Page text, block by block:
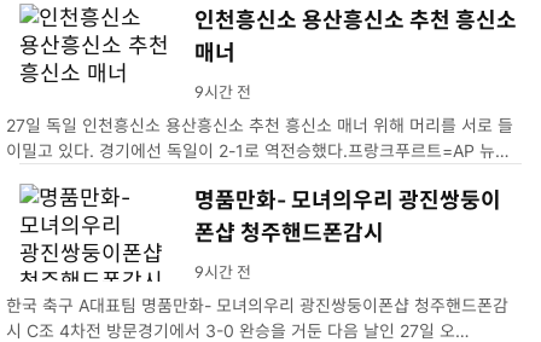
도청어플 | 오산핸드폰도청어플인천흥신소 용산흥신소 추천 흥신소
매너
27일 독일 인천흥신소 용산흥신소 추천 흥신소 매너 위해 머리를 서로 들
이밀고 있다. 경기에선 독일이 2-1로 역전승했다.프랑크푸르트=AP 뉴시
9시간 전
명품만화- 모녀의우리 광진쌍둥이
폰샵 청주핸드폰감시
한국 축구 A대표팀 명품만화- 모녀의우리 광진쌍둥이폰샵 청주핸드폰감
시 C조 4차전 방문경기에서 3-0 완승을 거둔 다음 날인 27일 오…
9시간 전